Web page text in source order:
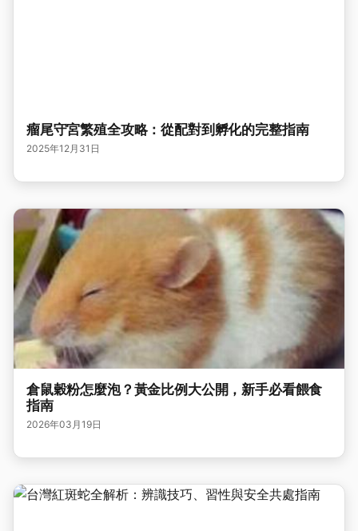
瘤尾守宮繁殖全攻略：從配對到孵化的完整指南
2025年12月31日
倉鼠穀粉怎麼泡？黃金比例大公開，新手必看餵食
指南
2026年03月19日